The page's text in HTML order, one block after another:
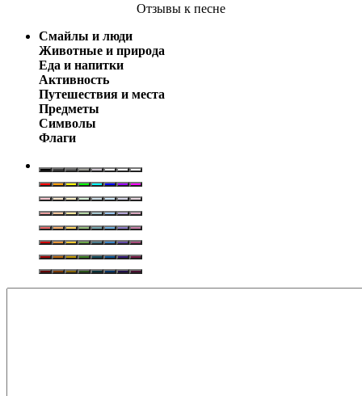
Отзывы к песне
Смайлы и люди
Животные и природа
Еда и напитки
Активность
Путешествия и места
Предметы
Символы
Флаги